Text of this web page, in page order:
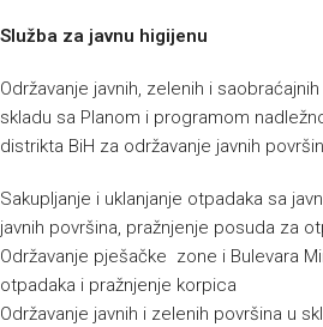
Služba za javnu higijenu
Održavanje javnih, zelenih i
skladu sa Planom i programom
distrikta BiH za održavanje javnih
Sakupljanje i uklanjanje otpadaka sa
javnih površina, pražnjenje posuda za
Održavanje pješačke zone i Bulevara
otpadaka i pražnjenje korpica
Održavanje javnih i zelenih površina u